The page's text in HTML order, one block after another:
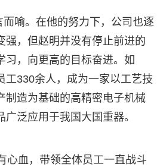
喻。在他的努力下，公司也逐
强，但赵明并没有停止前进的
习，向更高的目标奋进。如
工330余人，成为一家以工艺技
制造为基础的高精密电子机械
泛应用于我国大国重器。
心血，带领全体员工一直战斗